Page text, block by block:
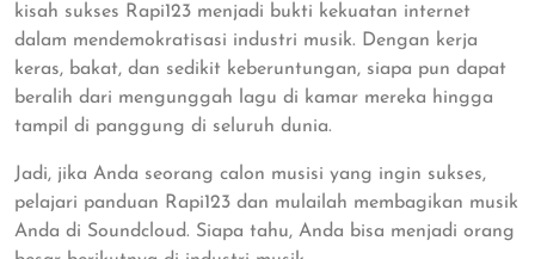
kisah sukses Rapi123 menjadi bukti kekuatan internet
dalam mendemokratisasi industri musik. Dengan kerja
keras, bakat, dan sedikit keberuntungan, siapa pun dapat
beralih dari mengunggah lagu di kamar mereka hingga
tampil di panggung di seluruh dunia.
Jadi, jika Anda seorang calon musisi yang ingin sukses,
pelajari panduan Rapi123 dan mulailah membagikan musik
Anda di Soundcloud. Siapa tahu, Anda bisa menjadi orang